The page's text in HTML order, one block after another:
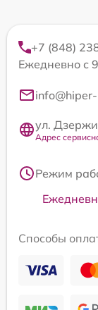
+7 (848)
Ежедневно с
ул.
Адрес
Режим
Способы